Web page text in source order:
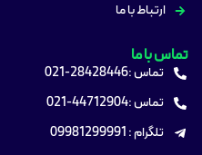
ارتباط با ما
تماس با ما
تماس :28428446-021
تماس :44712904-021
تلگرام : 09981299991